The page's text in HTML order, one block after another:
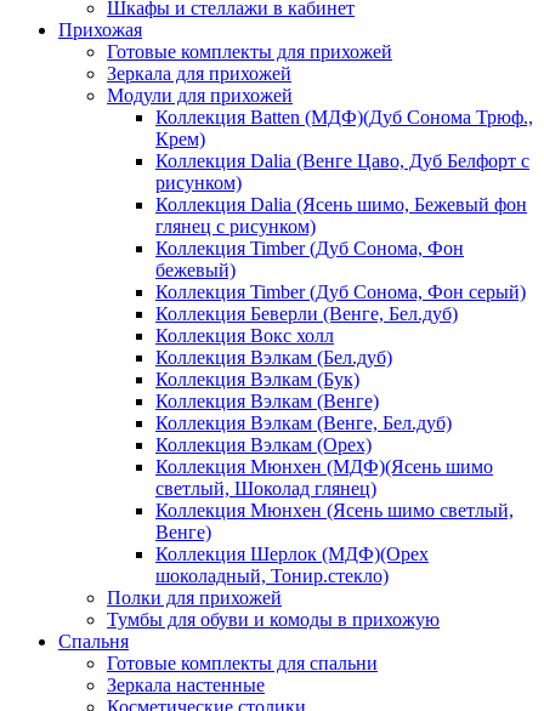
Шкафы и стеллажи в кабинет
Прихожая
Готовые комплекты для прихожей
Зеркала для прихожей
Модули для прихожей
Коллекция Batten (МДФ)(Дуб Сонома Трюф.,
Крем)
Коллекция Dalia (Венге Цаво, Дуб Белфорт с
рисунком)
Коллекция Dalia (Ясень шимо, Бежевый фон
глянец с рисунком)
Коллекция Timber (Дуб Сонома, Фон
бежевый)
Коллекция Timber (Дуб Сонома, Фон серый)
Коллекция Беверли (Венге, Бел.дуб)
Коллекция Вокс холл
Коллекция Вэлкам (Бел.дуб)
Коллекция Вэлкам (Бук)
Коллекция Вэлкам (Венге)
Коллекция Вэлкам (Венге, Бел.дуб)
Коллекция Вэлкам (Орех)
Коллекция Мюнхен (МДФ)(Ясень шимо
светлый, Шоколад глянец)
Коллекция Мюнхен (Ясень шимо светлый,
Венге)
Коллекция Шерлок (МДФ)(Орех
шоколадный, Тонир.стекло)
Полки для прихожей
Тумбы для обуви и комоды в прихожую
Спальня
Готовые комплекты для спальни
Зеркала настенные
Косметические столики